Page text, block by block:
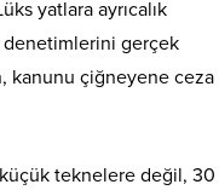
yatlara ayrıcalık
denetimlerini gerçek
kanunu çiğneyene ceza
küçük teknelere değil, 30